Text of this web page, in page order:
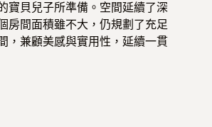
寶貝兒子所準備。空間延續了深
房間面積雖不大，仍規劃了充足
，兼顧美感與實用性，延續一貫